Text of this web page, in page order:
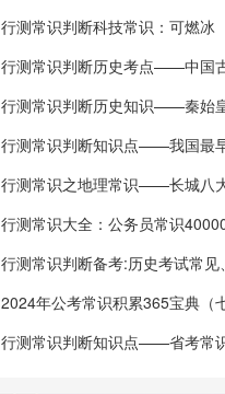
行测常识判断科技常识：可燃冰
2024年公考常识积累365宝典（七